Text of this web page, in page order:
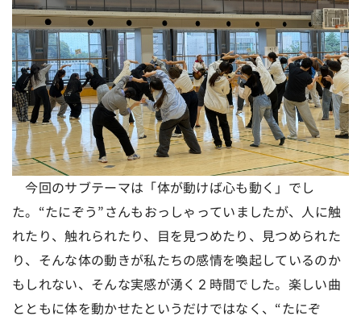
今回のサブテーマは「体が動けば心も動く」でし
た。“たにぞう”さんもおっしゃっていましたが、人に触
れたり、触れられたり、目を見つめたり、見つめられた
り、そんな体の動きが私たちの感情を喚起しているのか
もしれない、そんな実感が湧く２時間でした。楽しい曲
とともに体を動かせたというだけではなく、“たにぞ